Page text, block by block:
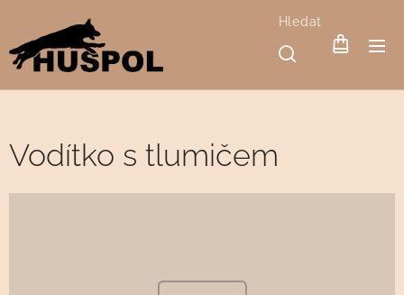
Hledat
Vodítko s tlumičem